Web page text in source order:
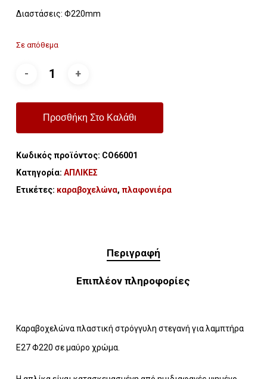
Διαστάσεις: Φ220mm
Σε απόθεμα
Προσθήκη Στο Καλάθι
Κωδικός προϊόντος: CO66001
Κατηγορία: ΑΠΛΙΚΕΣ
Ετικέτες: καραβοχελώνα, πλαφονιέρα
Περιγραφή
Επιπλέον πληροφορίες
Καραβοχελώνα πλαστική στρόγγυλη στεγανή για λαμπτήρα
Ε27 Φ220 σε μαύρο χρώμα.